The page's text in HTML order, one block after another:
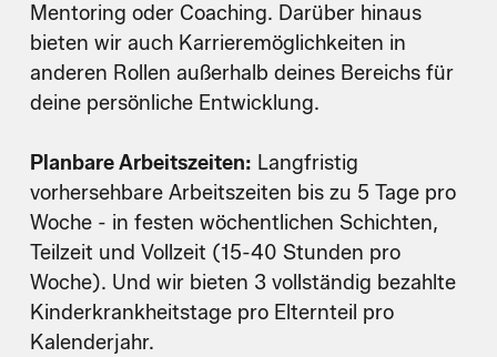
Mentoring oder Coaching. Darüber hinaus
bieten wir auch Karrieremöglichkeiten in
anderen Rollen außerhalb deines Bereichs für
deine persönliche Entwicklung.
Planbare Arbeitszeiten: Langfristig
vorhersehbare Arbeitszeiten bis zu 5 Tage pro
Woche - in festen wöchentlichen Schichten,
Teilzeit und Vollzeit (15-40 Stunden pro
Woche). Und wir bieten 3 vollständig bezahlte
Kinderkrankheitstage pro Elternteil pro
Kalenderjahr.